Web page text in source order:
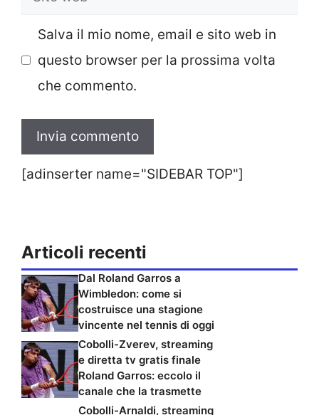
Salva il mio nome, email e sito web in
questo browser per la prossima volta
che commento.
[adinserter name="SIDEBAR TOP"]
Articoli recenti
Dal Roland Garros a
Wimbledon: come si
costruisce una stagione
vincente nel tennis di oggi
Cobolli-Zverev, streaming
e diretta tv gratis finale
Roland Garros: eccolo il
canale che la trasmette
Cobolli-Arnaldi, streaming